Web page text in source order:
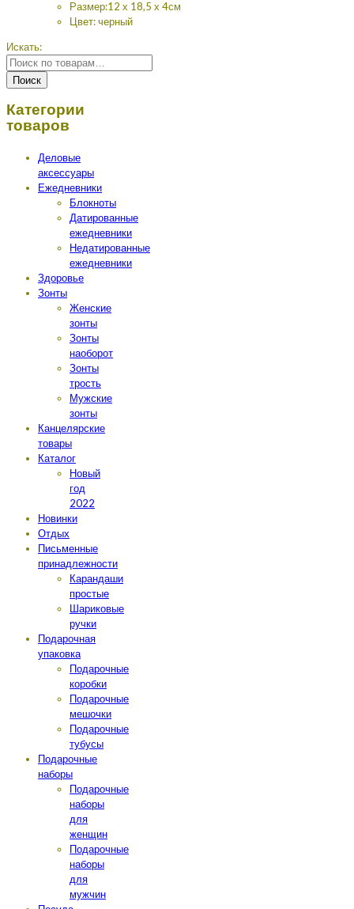
Размер:12 х 18,5 х 4см
Цвет: черный
Искать:
Поиск
Категории
товаров
Деловые
аксессуары
Ежедневники
Блокноты
Датированные
ежедневники
Недатированные
ежедневники
Здоровье
Зонты
Женские
зонты
Зонты
наоборот
Зонты
трость
Мужские
зонты
Канцелярские
товары
Каталог
Новый
год
2022
Новинки
Отдых
Письменные
принадлежности
Карандаши
простые
Шариковые
ручки
Подарочная
упаковка
Подарочные
коробки
Подарочные
мешочки
Подарочные
тубусы
Подарочные
наборы
Подарочные
наборы
для
женщин
Подарочные
наборы
для
мужчин